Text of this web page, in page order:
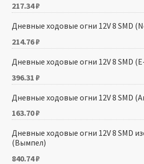
217.34₽
Дневные ходовые огни 12V 8 SMD
214.76₽
Дневные ходовые огни 12V 8 SMD
396.31 ₽
Дневные ходовые огни 12V 8 SMD
163.70₽
Дневные ходовые огни 12V 8 SMD
(Вымпел)
840.74₽